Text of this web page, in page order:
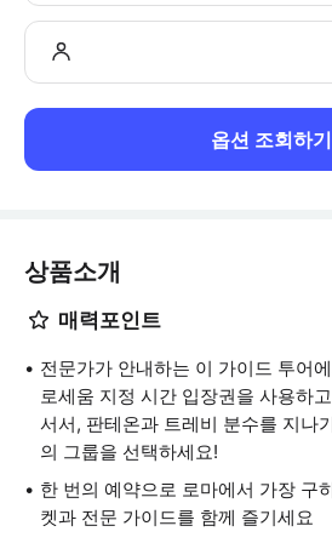
옵션 조회하기
상품소개
매력포인트
전문가가 안내하는 이 가이드 투어
로세움 지정 시간 입장권을 사용하
서서, 판테온과 트레비 분수를 지나
의 그룹을 선택하세요!
한 번의 예약으로 로마에서 가장 구
켓과 전문 가이드를 함께 즐기세요